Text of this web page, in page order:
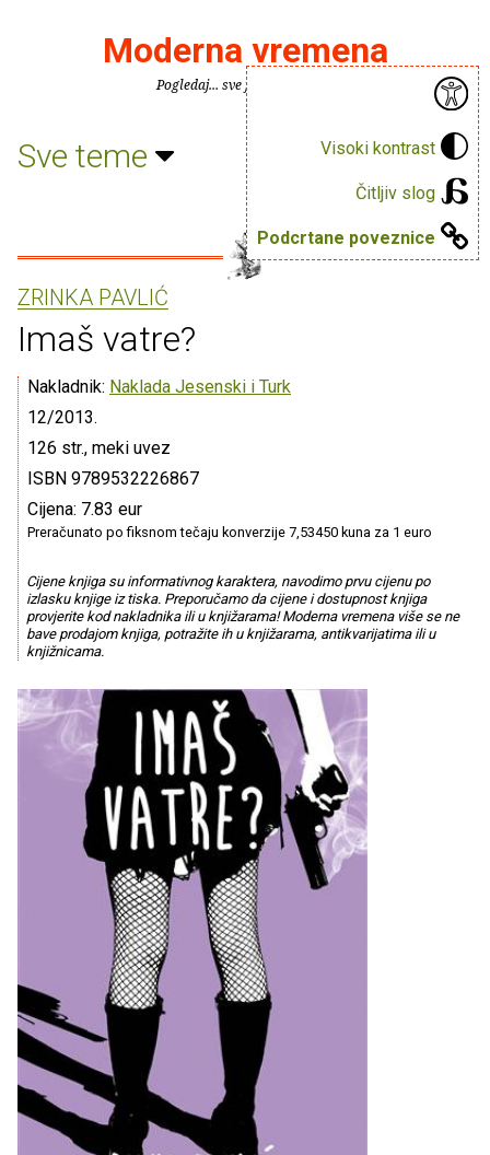
Visoki kontrast
Čitljiv slog
Podcrtane poveznice
Moderna vremena
Pogledaj... sve je puno knjiga.
Sve teme
ZRINKA PAVLIĆ
Imaš vatre?
Nakladnik: Naklada Jesenski i Turk
12/2013.
126 str., meki uvez
ISBN 9789532226867
Cijena: 7.83 eur
Preračunato po fiksnom tečaju konverzije 7,53450 kuna za 1 euro
Cijene knjiga su informativnog karaktera, navodimo prvu cijenu po
izlasku knjige iz tiska. Preporučamo da cijene i dostupnost knjiga
provjerite kod nakladnika ili u knjižarama! Moderna vremena više se ne
bave prodajom knjiga, potražite ih u knjižarama, antikvarijatima ili u
knjižnicama.